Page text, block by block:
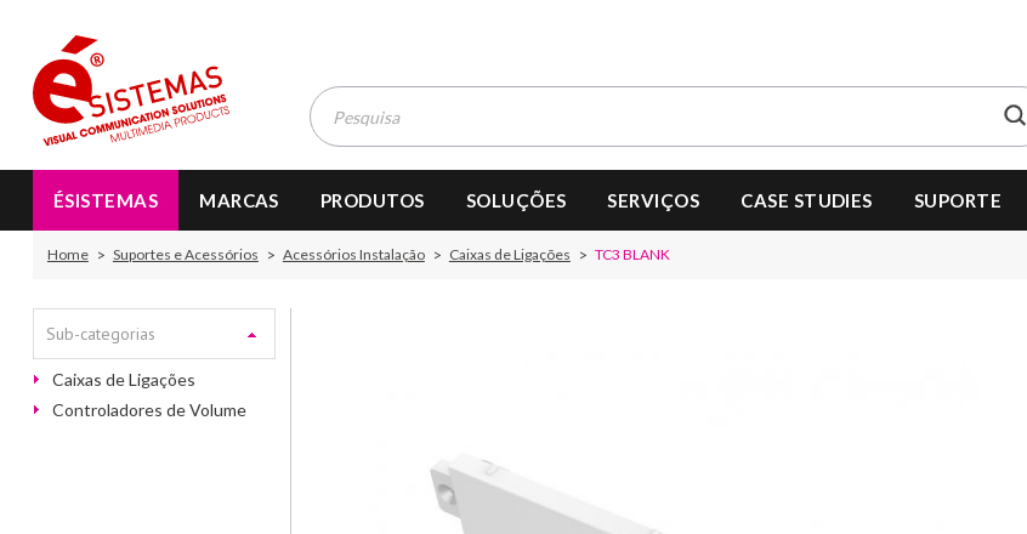
ÉSISTEMAS MARCAS PRODUTOS SOLUÇÕES SERVIÇOS CASE STUDIES SUPORTE
Home Suportes e Acessórios Acessórios Instalação Caixas de Ligações TC3 BLANK
Sub-categorias
Caixas de Ligações
Controladores de Volume